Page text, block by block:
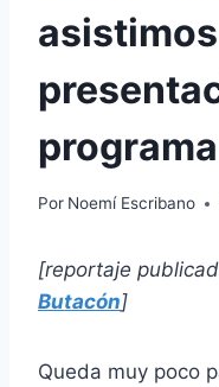
programa
Por Noemí Escribano
[reportaje
Butacón]
Queda muy poco